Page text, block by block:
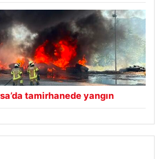
tamirhanede yangın